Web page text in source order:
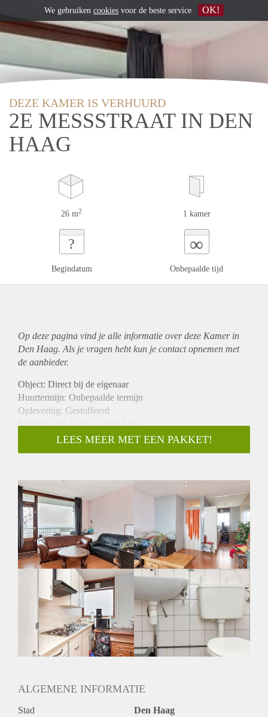
DEZE KAMER IS VERHUURD
2E MESSSTRAAT IN DEN
HAAG
26 m2 1 kamer
?
Begindatum
∞
Onbepaalde tijd
Op deze pagina vind je alle informatie over deze Kamer in
Den Haag. Als je vragen hebt kun je contact opnemen met
de aanbieder.
Object: Direct bij de eigenaar
Huurtermijn: Onbepaalde termijn
Oplevering: Gestoffeerd
Inkomen eis: Ja 2,5 x bruto huur
Garantiestelling mogelijk: Ja
Borg: 1 maand
Gedeelde keuken: Nee
Gedeelde Douche: Nee
Gedeelde woonkamer: Nee
Huisgenoten: Nee
Geslacht huisgenoten: N.v.t.
LEES MEER MET EEN PAKKET!
ALGEMENE INFORMATIE
Stad Den Haag
We gebruiken cookies voor de beste service OK!